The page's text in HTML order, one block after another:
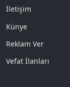
İletişim
Künye
Reklam Ver
Vefat İlanları